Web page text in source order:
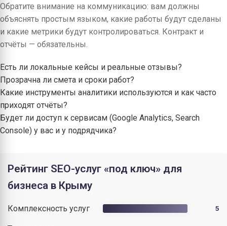
Обратите внимание на коммуникацию: вам должны
объяснять простым языком, какие работы будут сделаны
и какие метрики будут контролироваться. Контракт и
отчёты — обязательны.
Есть ли локальные кейсы и реальные отзывы?
Прозрачна ли смета и сроки работ?
Какие инструменты аналитики используются и как часто
приходят отчёты?
Будет ли доступ к сервисам (Google Analytics, Search
Console) у вас и у подрядчика?
Рейтинг SEO-услуг «под ключ» для
бизнеса в Крыму
Комплексность услуг 5